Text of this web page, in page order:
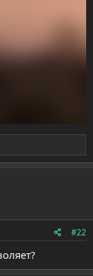
#22